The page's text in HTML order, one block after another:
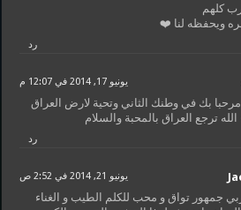
كلهم
ويحفظه لنا ❤️
رد
يونيو 17, 2014 في 12:07 م
بك في وطنك الثاني وتحية لارض العراق
الله ترجع العراق بالمحبة والسلام
رد
يونيو 21, 2014 في 2:52 ص
جمهور تواق و محب للكلم الطيب و الغناء